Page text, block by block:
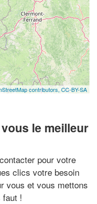
contributors, CC-BY-SA
le meilleur
pour votre
clics votre besoin
vous et vous mettons
faut !